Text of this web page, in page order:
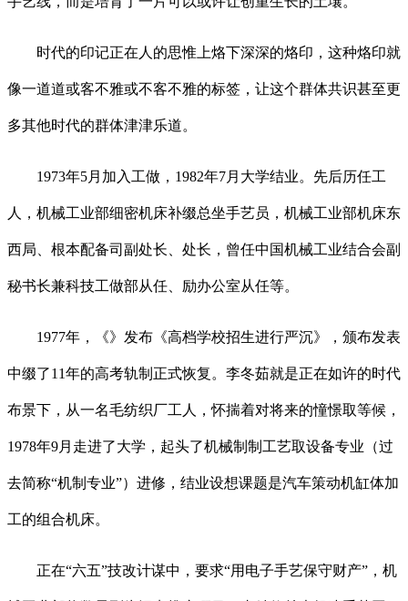
时代的印记正在人的思惟上烙下深深的烙印，这种烙印就
像一道道或客不雅或不客不雅的标签，让这个群体共识甚至更
多其他时代的群体津津乐道。
1973年5月加入工做，1982年7月大学结业。先后历任工
人，机械工业部细密机床补缀总坐手艺员，机械工业部机床东
西局、根本配备司副处长、处长，曾任中国机械工业结合会副
秘书长兼科技工做部从任、励办公室从任等。
1977年，《》发布《高档学校招生进行严沉》，颁布发表
中缀了11年的高考轨制正式恢复。李冬茹就是正在如许的时代
布景下，从一名毛纺织厂工人，怀揣着对将来的憧憬取等候，
1978年9月走进了大学，起头了机械制制工艺取设备专业（过
去简称“机制专业”）进修，结业设想课题是汽车策动机缸体加
工的组合机床。
正在“六五”技改计谋中，要求“用电子手艺保守财产”，机